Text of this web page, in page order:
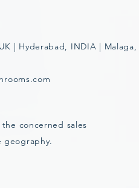
| Hyderabad, INDIA | Malaga,
concerned sales
geography.